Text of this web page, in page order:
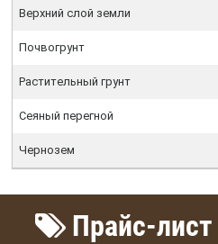
Верхний слой земли
Почвогрунт
Растительный грунт
Сеяный перегной
Чернозем
Прайс-лист